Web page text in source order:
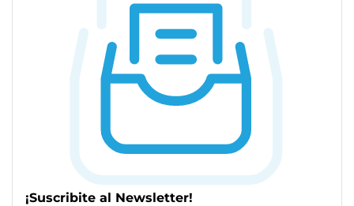
¡Suscribite al Newsletter!